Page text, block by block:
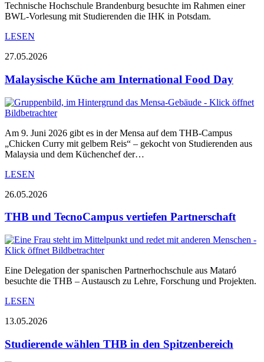
Technische Hochschule Brandenburg besuchte im Rahmen einer
BWL-Vorlesung mit Studierenden die IHK in Potsdam.
LESEN
27.05.2026
Malaysische Küche am International Food Day
Am 9. Juni 2026 gibt es in der Mensa auf dem THB-Campus
„Chicken Curry mit gelbem Reis“ – gekocht von Studierenden aus
Malaysia und dem Küchenchef der…
LESEN
26.05.2026
THB und TecnoCampus vertiefen Partnerschaft
Eine Delegation der spanischen Partnerhochschule aus Mataró
besuchte die THB – Austausch zu Lehre, Forschung und Projekten.
LESEN
13.05.2026
Studierende wählen THB in den Spitzenbereich